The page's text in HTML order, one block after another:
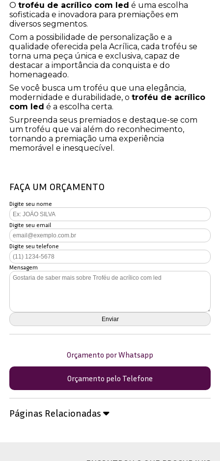
Otroféu de acrílico com led é uma escolha
sofisticada e inovadora para premiações em
diversos segmentos.
Com a possibilidade de personalização e a
qualidade oferecida pela Acrílica, cada troféu se
torna uma peça única e exclusiva, capaz de
destacar a importância da conquista e do
homenageado.
Se você busca um troféu que una elegância,
modernidade e durabilidade, otroféu de acrílico
com led é a escolha certa.
Surpreenda seus premiados e destaque-se com
um troféu que vai além do reconhecimento,
tornando a premiação uma experiência
memorável e inesquecível.
FAÇA UM ORÇAMENTO
Digite seu nome
Digite seu email
Digite seu telefone
Mensagem
Orçamento por Whatsapp
Orçamento pelo Telefone
Páginas Relacionadas